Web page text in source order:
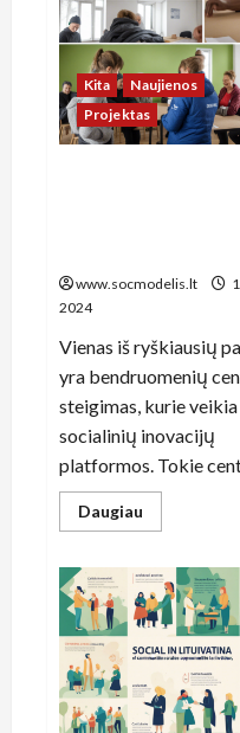
Kita
Naujienos
Projektas
www.socmodelis.lt
2024
Vienas iš ryškiausių
yra bendruomenių
steigimas, kurie
socialinių inovacijų
platformos. Tokie
Daugiau
more
inovacijos:
kaip
socialiniai
projektai
Lietuvoje
stiprina
pilietinę
sąmonę